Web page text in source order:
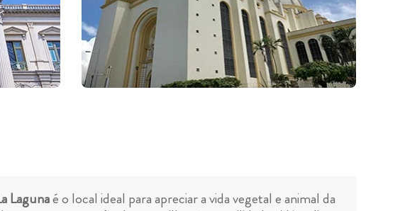
Lagunaé o local ideal para apreciar a vida vegetal e animal da